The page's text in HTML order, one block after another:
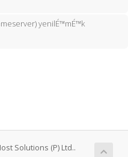
yenilÉ™mÉ™k
Solutions (P) Ltd..